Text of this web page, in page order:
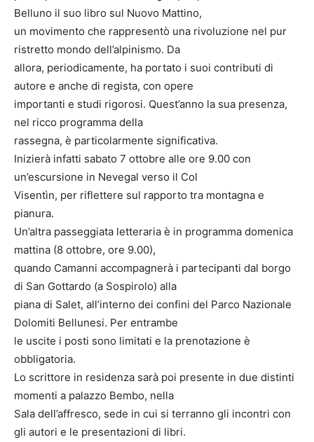
Belluno il suo libro sul Nuovo Mattino,
un movimento che rappresentò una rivoluzione nel pur
ristretto mondo dell’alpinismo. Da
allora, periodicamente, ha portato i suoi contributi di
autore e anche di regista, con opere
importanti e studi rigorosi. Quest’anno la sua presenza,
nel ricco programma della
rassegna, è particolarmente significativa.
Inizierà infatti sabato 7 ottobre alle ore 9.00 con
un’escursione in Nevegal verso il Col
Visentìn, per riflettere sul rapporto tra montagna e
pianura.
Un’altra passeggiata letteraria è in programma domenica
mattina (8 ottobre, ore 9.00),
quando Camanni accompagnerà i partecipanti dal borgo
di San Gottardo (a Sospirolo) alla
piana di Salet, all’interno dei confini del Parco Nazionale
Dolomiti Bellunesi. Per entrambe
le uscite i posti sono limitati e la prenotazione è
obbligatoria.
Lo scrittore in residenza sarà poi presente in due distinti
momenti a palazzo Bembo, nella
Sala dell’affresco, sede in cui si terranno gli incontri con
gli autori e le presentazioni di libri.